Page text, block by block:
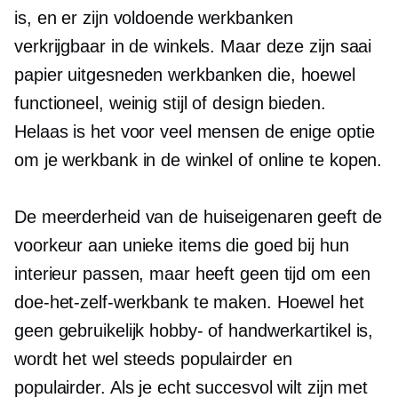
is, en er zijn voldoende werkbanken
verkrijgbaar in de winkels. Maar deze zijn saai
papier uitgesneden werkbanken die, hoewel
functioneel, weinig stijl of design bieden.
Helaas is het voor veel mensen de enige optie
om je werkbank in de winkel of online te kopen.
De meerderheid van de huiseigenaren geeft de
voorkeur aan unieke items die goed bij hun
interieur passen, maar heeft geen tijd om een ​​
doe-het-zelf-werkbank te maken. Hoewel het
geen gebruikelijk hobby- of handwerkartikel is,
wordt het wel steeds populairder en
populairder. Als je echt succesvol wilt zijn met